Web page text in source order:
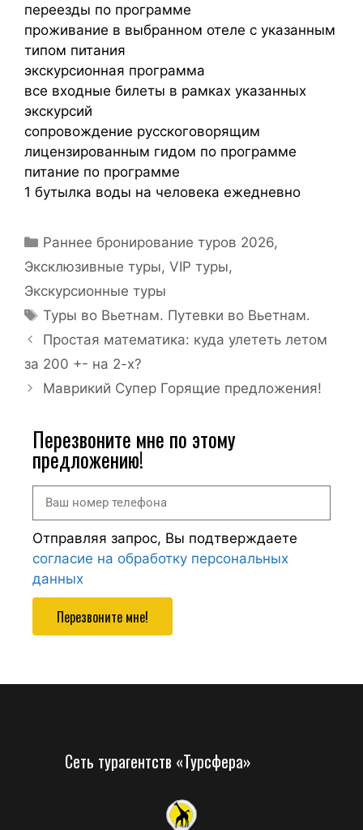
переезды по программе
проживание в выбранном отеле с указанным
типом питания
экскурсионная программа
все входные билеты в рамках указанных
экскурсий
сопровождение русскоговорящим
лицензированным гидом по программе
питание по программе
1 бутылка воды на человека ежедневно
Раннее бронирование туров 2026,
Эксклюзивные туры, VIP туры,
Экскурсионные туры
Туры во Вьетнам. Путевки во Вьетнам.
Простая математика: куда улететь летом
за 200 +- на 2-х?
Маврикий Супер Горящие предложения!
Перезвоните мне по этому
предложению!
Отправляя запрос, Вы подтверждаете
согласие на обработку персональных
данных
Перезвоните мне!
Сеть турагентств «Турсфера»